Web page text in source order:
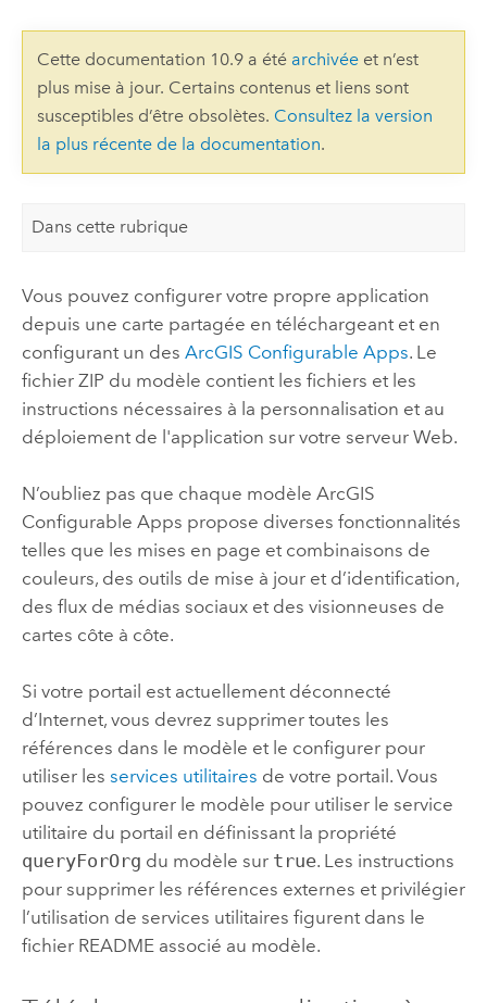
Cette documentation 10.9 a été archivéeet n’est
plus mise à jour. Certains contenus et liens sont
susceptibles d’être obsolètes. Consultez la version
la plus récente de la documentation.
Dans cette rubrique
Vous pouvez configurer votre propre application
depuis une carte partagée en téléchargeant et en
configurant un des ArcGIS Configurable Apps. Le
fichier ZIP du modèle contient les fichiers et les
instructions nécessaires à la personnalisation et au
déploiement de l'application sur votre serveur Web.
N’oubliez pas que chaque modèle ArcGIS
Configurable Apps propose diverses fonctionnalités
telles que les mises en page et combinaisons de
couleurs, des outils de mise à jour et d’identification,
des flux de médias sociaux et des visionneuses de
cartes côte à côte.
Si votre portail est actuellement déconnecté
d’Internet, vous devrez supprimer toutes les
références dans le modèle et le configurer pour
utiliser les services utilitaires de votre portail. Vous
pouvez configurer le modèle pour utiliser le service
utilitaire du portail en définissant la propriété
queryForOrg du modèle sur true. Les instructions
pour supprimer les références externes et privilégier
l’utilisation de services utilitaires figurent dans le
fichier README associé au modèle.